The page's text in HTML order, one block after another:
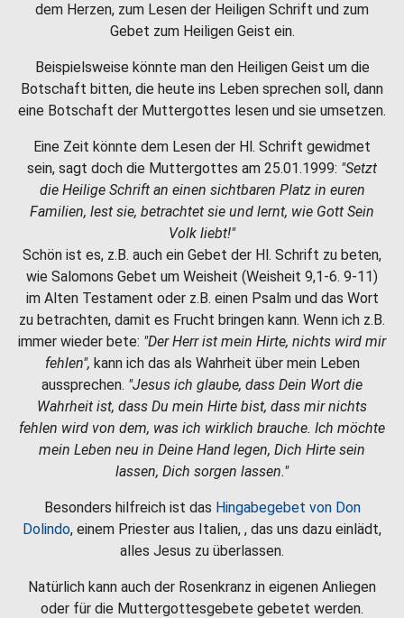
dem Herzen, zum Lesen der Heiligen Schrift und zum
Gebet zum Heiligen Geist ein.
Beispielsweise könnte man den Heiligen Geist um die
Botschaft bitten, die heute ins Leben sprechen soll, dann
eine Botschaft der Muttergottes lesen und sie umsetzen.
Eine Zeit könnte dem Lesen der Hl. Schrift gewidmet
sein, sagt doch die Muttergottes am 25.01.1999: "Setzt
die Heilige Schrift an einen sichtbaren Platz in euren
Familien, lest sie, betrachtet sie und lernt, wie Gott Sein
Volk liebt!"
Schön ist es, z.B. auch ein Gebet der Hl. Schrift zu beten,
wie Salomons Gebet um Weisheit (Weisheit 9,1-6. 9-11)
im Alten Testament oder z.B. einen Psalm und das Wort
zu betrachten, damit es Frucht bringen kann. Wenn ich z.B.
immer wieder bete: "Der Herr ist mein Hirte, nichts wird mir
fehlen", kann ich das als Wahrheit über mein Leben
aussprechen. "Jesus ich glaube, dass Dein Wort die
Wahrheit ist, dass Du mein Hirte bist, dass mir nichts
fehlen wird von dem, was ich wirklich brauche. Ich möchte
mein Leben neu in Deine Hand legen, Dich Hirte sein
lassen, Dich sorgen lassen."
Besonders hilfreich ist das Hingabegebet von Don
Dolindo, einem Priester aus Italien, , das uns dazu einlädt,
alles Jesus zu überlassen.
Natürlich kann auch der Rosenkranz in eigenen Anliegen
oder für die Muttergottesgebete gebetet werden.